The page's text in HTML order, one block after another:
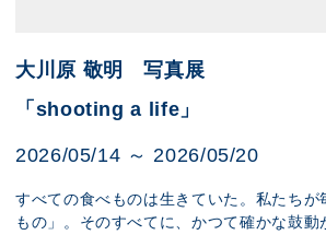
大川原 敬明 写真展
「shooting a life」
2026/05/14 ～ 2026/05/20
すべての食べものは生きていた。私たちが
もの」。そのすべてに、かつて確かな鼓動